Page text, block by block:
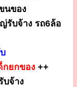
นของ
รับจ้าง รถ6ล้อ
กยกของ++
บจ้าง